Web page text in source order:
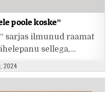
poole koske“
sarjas ilmunud raamat
sellega,…
DATE:
2024